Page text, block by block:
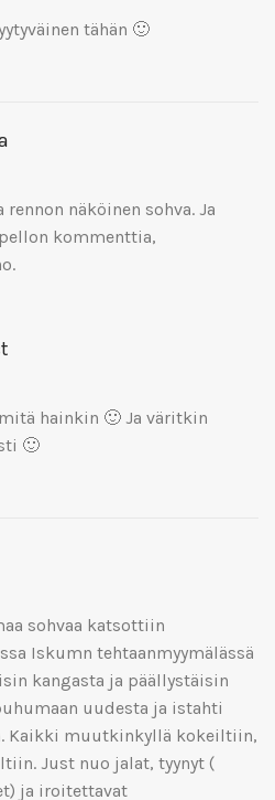
tähän 🙂
näköinen sohva. Ja
kommenttia,
hainkin 🙂 Ja väritkin
🙂
sohvaa katsottiin
Iskumn tehtaanmyymälässä
kangasta ja päällystäisin
uudesta ja istahti
Kaikki muutkinkyllä kokeiltiin,
Just nuo jalat, tyynyt (
ja iroitettavat